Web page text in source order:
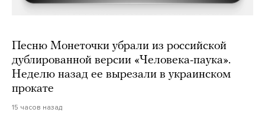
Песню Монеточки убрали из российской
дублированной версии «Человека-паука».
Неделю назад ее вырезали в украинском
прокате
15 часов назад